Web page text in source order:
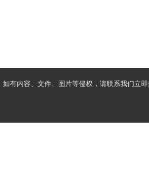
有内容、文件、图片等侵权，请联系我们立